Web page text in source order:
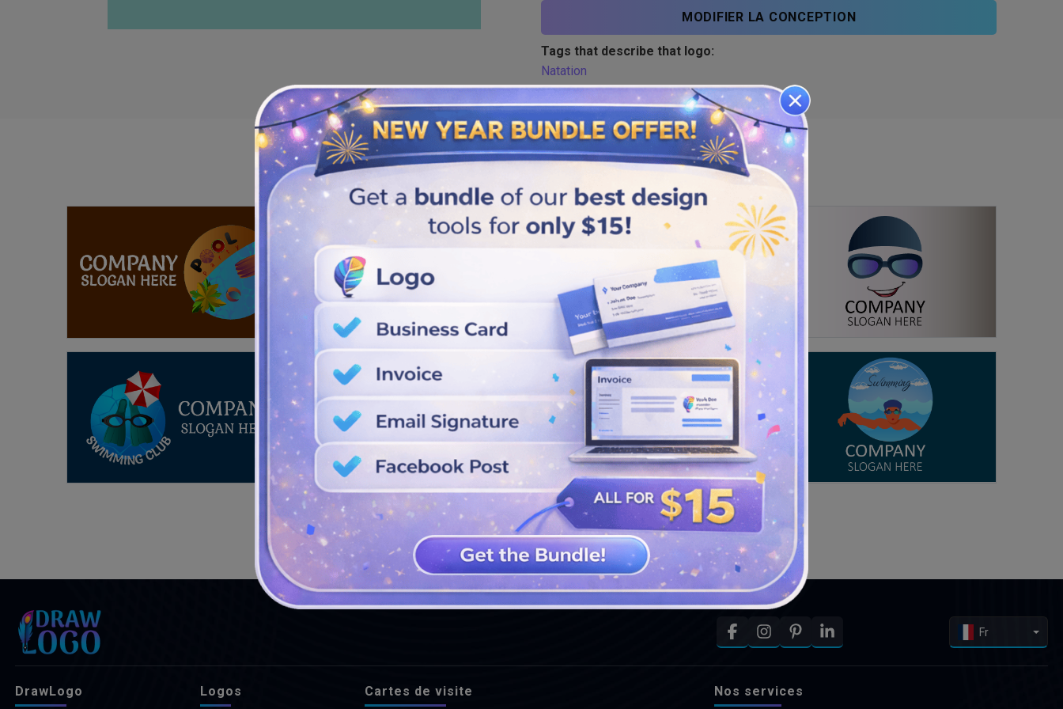
MODIFIER LA CONCEPTION
Tags that describe that logo:
Natation
Similar logos
VOIR PLUS DE CONCEPTIONS
Fr
DrawLogo Logos Cartes de visite Nos services